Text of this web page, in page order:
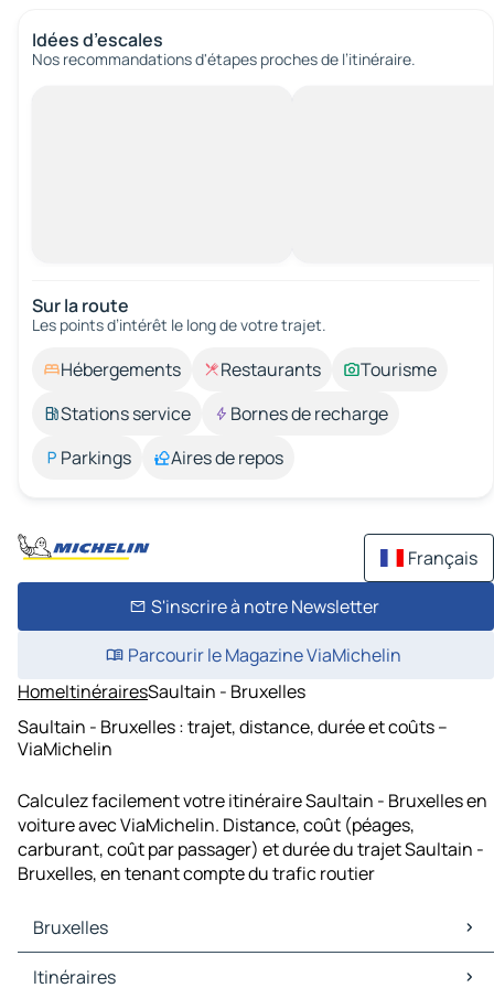
Idées d’escales
Nos recommandations d'étapes proches de l’itinéraire.
Sur la route
Les points d’intérêt le long de votre trajet.
Hébergements Restaurants
Tourisme
Stations service
Bornes de recharge
Parkings
Aires de repos
Français
S'inscrire à notre Newsletter
Parcourir le Magazine ViaMichelin
HomeItinérairesSaultain - Bruxelles
Saultain - Bruxelles : trajet, distance, durée et coûts –
ViaMichelin
Calculez facilement votre itinéraire Saultain - Bruxelles en
voiture avec ViaMichelin. Distance, coût (péages,
carburant, coût par passager) et durée du trajet Saultain -
Bruxelles, en tenant compte du trafic routier
Bruxelles
Bruxelles Cartes et plans
Itinéraires